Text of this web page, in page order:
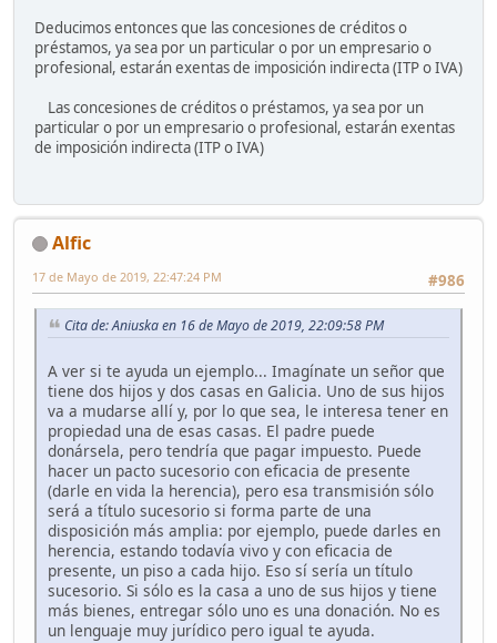
Deducimos entonces que las concesiones de créditos o
préstamos, ya sea por un particular o por un empresario o
profesional, estarán exentas de imposición indirecta (ITP o IVA)
Las concesiones de créditos o préstamos, ya sea por un
particular o por un empresario o profesional, estarán exentas
de imposición indirecta (ITP o IVA)
Alfic
#986
17 de Mayo de 2019, 22:47:24 PM
Cita de: Aniuska en 16 de Mayo de 2019, 22:09:58 PM
A ver si te ayuda un ejemplo... Imagínate un señor que
tiene dos hijos y dos casas en Galicia. Uno de sus hijos
va a mudarse allí y, por lo que sea, le interesa tener en
propiedad una de esas casas. El padre puede
donársela, pero tendría que pagar impuesto. Puede
hacer un pacto sucesorio con eficacia de presente
(darle en vida la herencia), pero esa transmisión sólo
será a título sucesorio si forma parte de una
disposición más amplia: por ejemplo, puede darles en
herencia, estando todavía vivo y con eficacia de
presente, un piso a cada hijo. Eso sí sería un título
sucesorio. Si sólo es la casa a uno de sus hijos y tiene
más bienes, entregar sólo uno es una donación. No es
un lenguaje muy jurídico pero igual te ayuda.